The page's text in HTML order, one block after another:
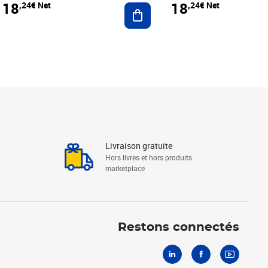
au panier
18,24€ Net Ajouter au panier
18,24€ Net
Livraison gratuite
Hors livres et hors produits
marketplace
Restons connectés